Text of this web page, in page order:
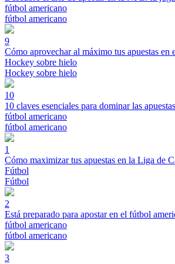
fútbol americano
fútbol americano
9
Cómo aprovechar al máximo tus apuestas en
Hockey sobre hielo
Hockey sobre hielo
10
10 claves esenciales para dominar las
fútbol americano
fútbol americano
1
Cómo maximizar tus apuestas en la Liga de
Fútbol
Fútbol
2
Está preparado para apostar en el fútbol
fútbol americano
fútbol americano
3